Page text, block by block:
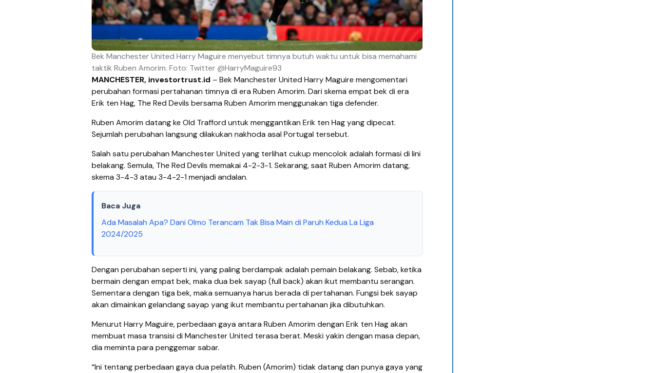
Bek Manchester United Harry Maguire menyebut timnya butuh waktu untuk bisa memahami
taktik Ruben Amorim. Foto: Twitter @HarryMaguire93
MANCHESTER, investortrust.id – Bek Manchester United Harry Maguire mengomentari
perubahan formasi pertahanan timnya di era Ruben Amorim. Dari skema empat bek di era
Erik ten Hag, The Red Devils bersama Ruben Amorim menggunakan tiga defender.
Ruben Amorim datang ke Old Trafford untuk menggantikan Erik ten Hag yang dipecat.
Sejumlah perubahan langsung dilakukan nakhoda asal Portugal tersebut.
Salah satu perubahan Manchester United yang terlihat cukup mencolok adalah formasi di lini
belakang. Semula, The Red Devils memakai 4-2-3-1. Sekarang, saat Ruben Amorim datang,
skema 3-4-3 atau 3-4-2-1 menjadi andalan.
Baca Juga
Ada Masalah Apa? Dani Olmo Terancam Tak Bisa Main di Paruh Kedua La Liga
2024/2025
Dengan perubahan seperti ini, yang paling berdampak adalah pemain belakang. Sebab, ketika
bermain dengan empat bek, maka dua bek sayap (full back) akan ikut membantu serangan.
Sementara dengan tiga bek, maka semuanya harus berada di pertahanan. Fungsi bek sayap
akan dimainkan gelandang sayap yang ikut membantu pertahanan jika dibutuhkan.
Menurut Harry Maguire, perbedaan gaya antara Ruben Amorim dengan Erik ten Hag akan
membuat masa transisi di Manchester United terasa berat. Meski yakin dengan masa depan,
dia meminta para penggemar sabar.
“Ini tentang perbedaan gaya dua pelatih. Ruben (Amorim) tidak datang dan punya gaya yang